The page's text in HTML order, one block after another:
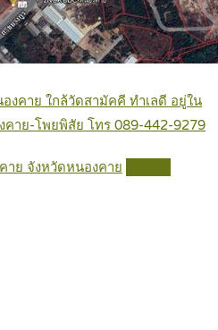
งคาย ใกล้วัดสามัคคี ทำเลดี อยู่ใน
าย-โพยพิสัย โทร 089-442-9279
าย จังหวัดหนองคาย